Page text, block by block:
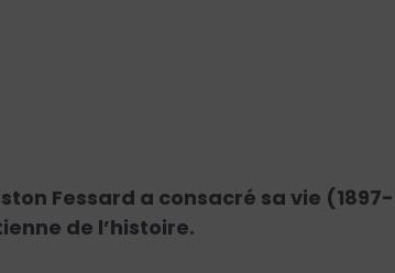
Fessard a consacré sa vie (1897-
de l’histoire.